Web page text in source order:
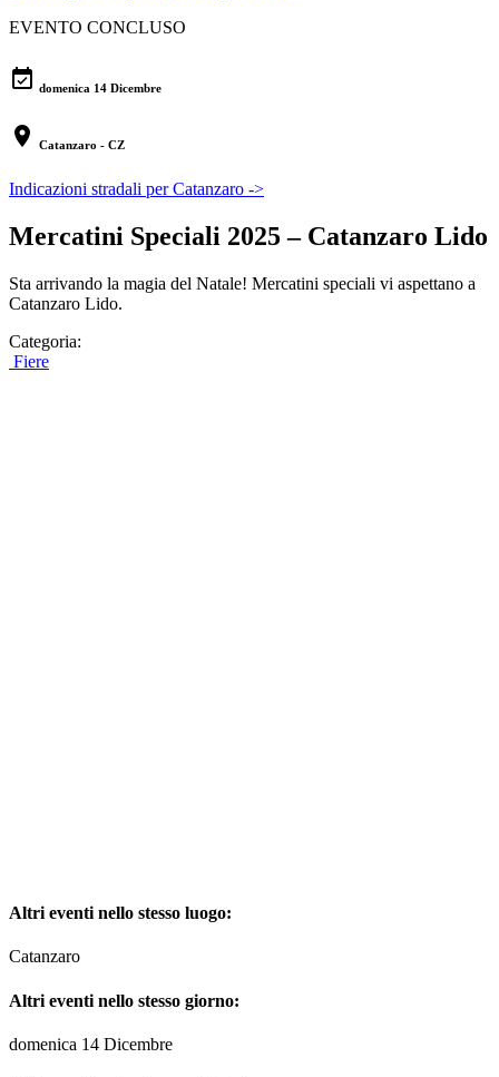
EVENTO CONCLUSO
event_available domenica 14 Dicembre
location_on Catanzaro - CZ
Indicazioni stradali per Catanzaro ->
Mercatini Speciali 2025 – Catanzaro Lido
Sta arrivando la magia del Natale! Mercatini speciali vi aspettano a
Catanzaro Lido.
Categoria:
Fiere
Altri eventi nello stesso luogo:
Catanzaro
Altri eventi nello stesso giorno:
domenica 14 Dicembre